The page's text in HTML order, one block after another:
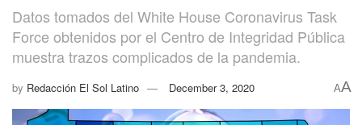
Datos tomados del White House Coronavirus Task
Force obtenidos por el Centro de Integridad Pública
muestra trazos complicados de la pandemia.
by Redacción El Sol Latino December 3, 2020 AA